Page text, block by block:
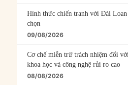
Hình thức chiến tranh với Đài
chọn
09/08/2026
Cơ chế miễn trừ trách nhiệm đối
khoa học và công nghệ rủi ro cao
08/08/2026